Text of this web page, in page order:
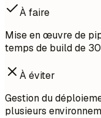
À faire
Mise en œuvre de
temps de build de
À éviter
Gestion du
plusieurs